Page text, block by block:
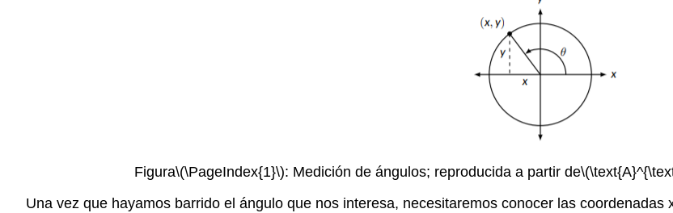
Figura\(\PageIndex{1}\): Medición de ángulos; reproducida a partir de
Una vez que hayamos barrido el ángulo que nos interesa, necesitaremos conocer las